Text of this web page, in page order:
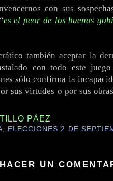
con sus
es el peor de los buenos
también aceptar la
con todo este juego
sólo confirma la
sus virtudes o por sus
PÁEZ
, ELECCIONES 2 DE
UN